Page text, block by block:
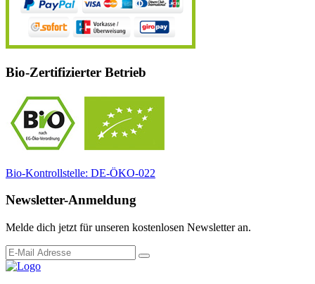
Bio-Zertifizierter Betrieb
Bio-Kontrollstelle: DE-ÖKO-022
Newsletter-Anmeldung
Melde dich jetzt für unseren kostenlosen Newsletter an.